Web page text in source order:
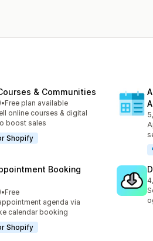
& Communities
•Free plan available
online courses & digital
boost sales
Shopify
Booking
•Free
agenda via
calendar booking
Shopify